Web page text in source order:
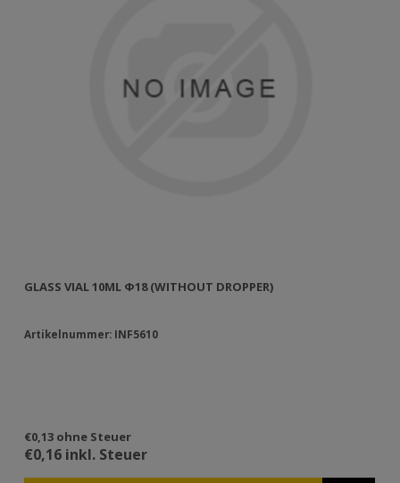
GLASS VIAL 10ML Φ18 (WITHOUT DROPPER)
Artikelnummer: INF5610
€0,13 ohne Steuer
€0,16 inkl. Steuer